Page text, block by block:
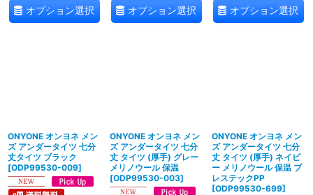
オプション選択 オプション選択 オプション選択
ONYONE オンヨネ メン
ズ アンダータイツ 七分
丈タイツ ブラック
[ODP99530-009]
ONYONE オンヨネ メン
ズ アンダータイツ 七分
丈 タイツ (厚手) グレー
メリノウール 保温
[ODP99530-003]
ONYONE オンヨネ メン
ズ アンダータイツ 七分
丈 タイツ (厚手) ネイビ
ー メリノウール 保温 ブ
レステックPP
[ODP99530-699]